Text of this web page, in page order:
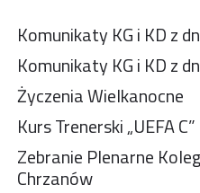
Komunikaty KG i KD z
Komunikaty KG i KD z
Życzenia Wielkanocne
Kurs Trenerski „UEFA C”
Zebranie Plenarne
Chrzanów